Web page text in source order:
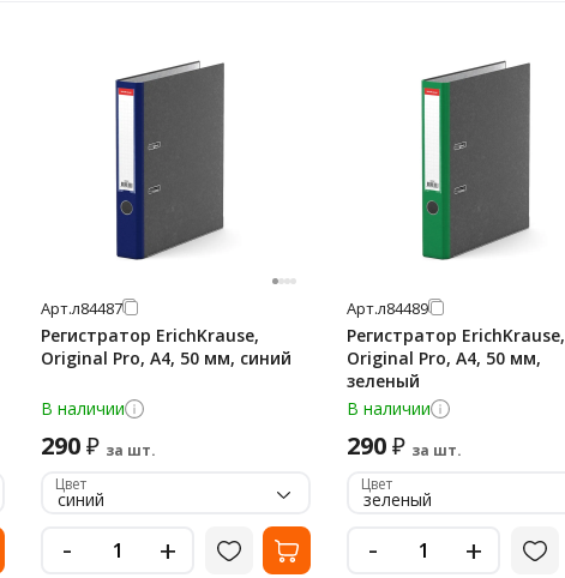
Арт.л84487
Регистратор ErichKrause,
Original Pro, А4, 50 мм, синий
В наличии
290₽ за шт.
Цвет
синий
- +
Арт.л84489
Регистратор ErichKrause,
Original Pro, А4, 50 мм,
зеленый
В наличии
290₽ за шт.
Цвет
зеленый
- +